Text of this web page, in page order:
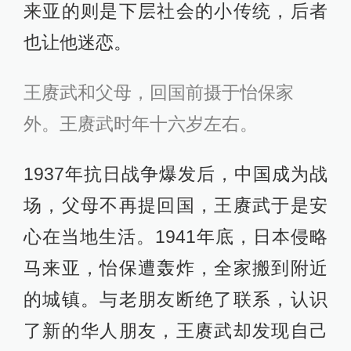
来亚的则是下层社会的小传统，后者
也让他迷恋。
王赓武和父母，回国前摄于怡保家
外。王赓武时年十六岁左右。
1937年抗日战争爆发后，中国成为战
场，父母不再提回国，王赓武于是安
心在当地生活。1941年底，日本侵略
马来亚，怡保遭轰炸，全家搬到附近
的城镇。与老朋友断绝了联系，认识
了新的华人朋友，王赓武却发现自己